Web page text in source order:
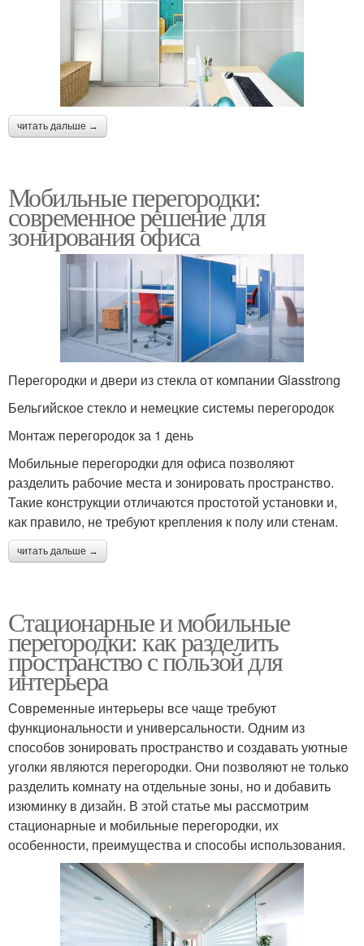
читать дальше →
Мобильные перегородки:
современное решение для
зонирования офиса
Перегородки и двери из стекла от компании Glasstrong
Бельгийское стекло и немецкие системы перегородок
Монтаж перегородок за 1 день
Мобильные перегородки для офиса позволяют
разделить рабочие места и зонировать пространство.
Такие конструкции отличаются простотой установки и,
как правило, не требуют крепления к полу или стенам.
читать дальше →
Стационарные и мобильные
перегородки: как разделить
пространство с пользой для
интерьера
Современные интерьеры все чаще требуют
функциональности и универсальности. Одним из
способов зонировать пространство и создавать уютные
уголки являются перегородки. Они позволяют не только
разделить комнату на отдельные зоны, но и добавить
изюминку в дизайн. В этой статье мы рассмотрим
стационарные и мобильные перегородки, их
особенности, преимущества и способы использования.